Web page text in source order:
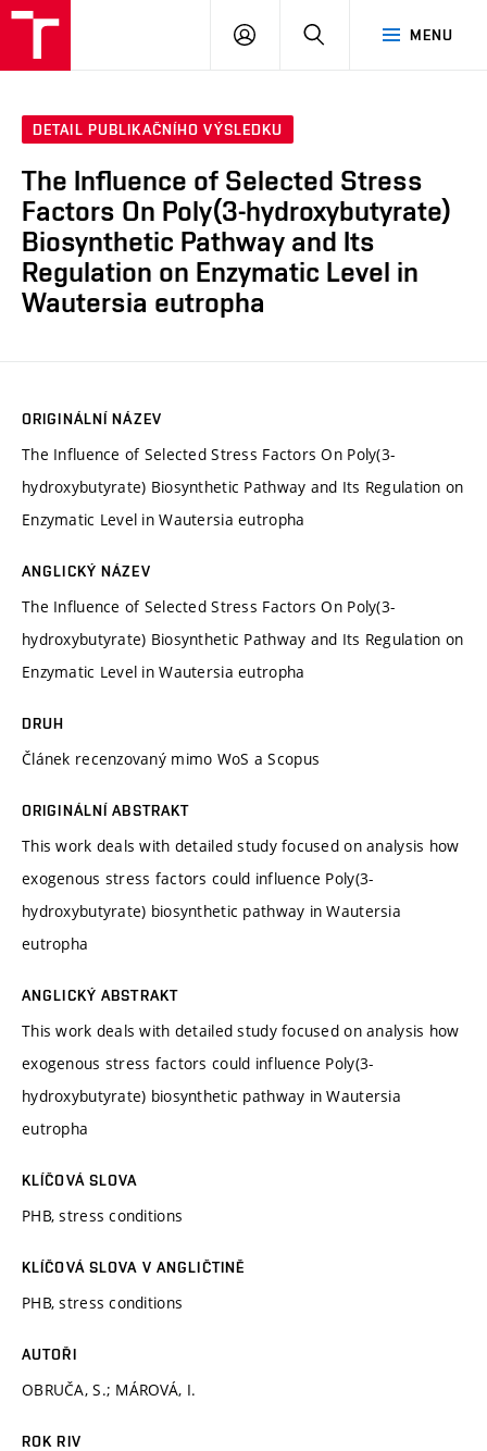
MENU
PŘIHLÁSIT
DETAIL PUBLIKAČNÍHO VÝSLEDKU
The Influence of Selected Stress
Factors On Poly(3-hydroxybutyrate)
Biosynthetic Pathway and Its
Regulation on Enzymatic Level in
Wautersia eutropha
ORIGINÁLNÍ NÁZEV
The Influence of Selected Stress Factors On Poly(3-
hydroxybutyrate) Biosynthetic Pathway and Its Regulation on
Enzymatic Level in Wautersia eutropha
ANGLICKÝ NÁZEV
The Influence of Selected Stress Factors On Poly(3-
hydroxybutyrate) Biosynthetic Pathway and Its Regulation on
Enzymatic Level in Wautersia eutropha
DRUH
Článek recenzovaný mimo WoS a Scopus
ORIGINÁLNÍ ABSTRAKT
This work deals with detailed study focused on analysis how
exogenous stress factors could influence Poly(3-
hydroxybutyrate) biosynthetic pathway in Wautersia
eutropha
ANGLICKÝ ABSTRAKT
This work deals with detailed study focused on analysis how
exogenous stress factors could influence Poly(3-
hydroxybutyrate) biosynthetic pathway in Wautersia
eutropha
KLÍČOVÁ SLOVA
PHB, stress conditions
KLÍČOVÁ SLOVA V ANGLIČTINĚ
PHB, stress conditions
AUTOŘI
OBRUČA, S.; MÁROVÁ, I.
ROK RIV